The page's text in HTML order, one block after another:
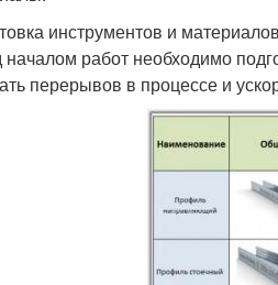
инструментов и материалов
работ необходимо
перерывов в процессе и